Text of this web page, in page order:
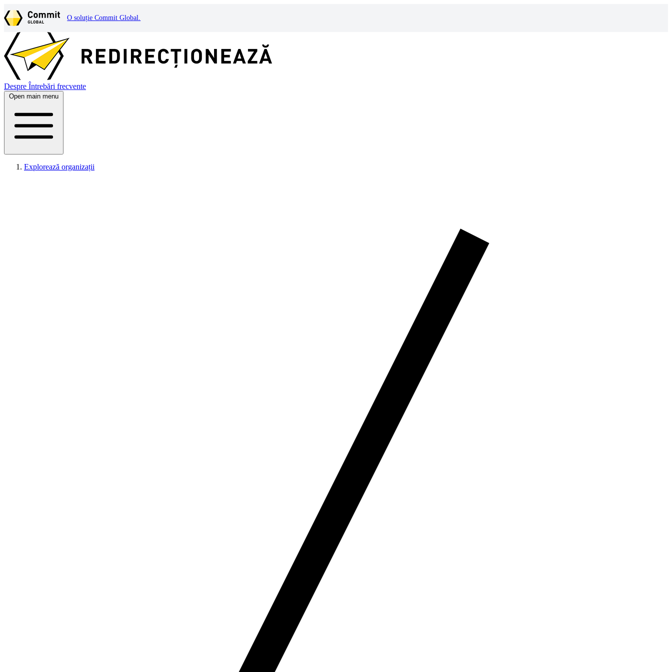
O soluție Commit Global.
Despre Întrebări frecvente
Open main menu
Explorează organizații